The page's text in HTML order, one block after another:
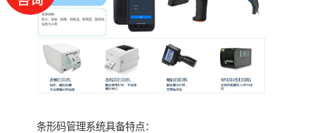
条形码管理系统具备特点：